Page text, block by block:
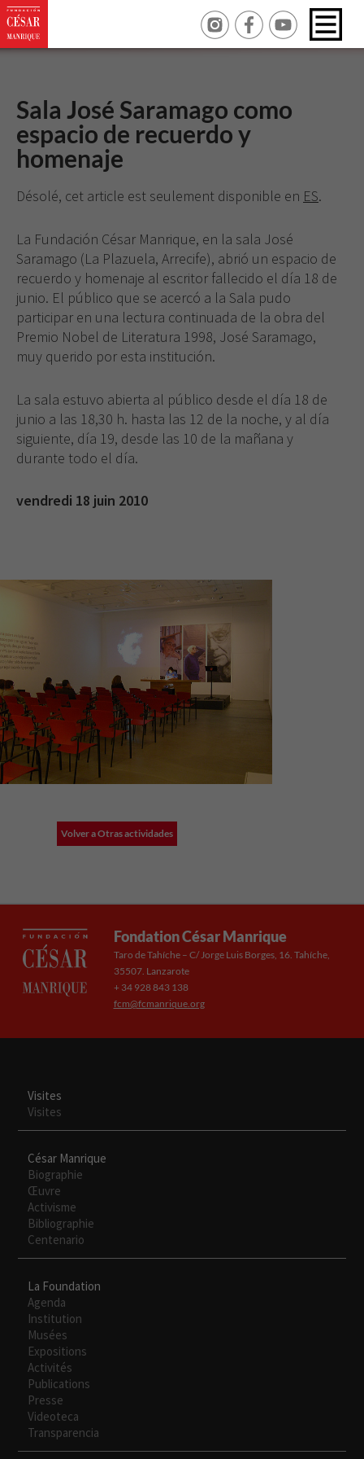
Sala José Saramago como
espacio de recuerdo y
homenaje
Désolé, cet article est seulement disponible en ES.
La Fundación César Manrique, en la sala José
Saramago (La Plazuela, Arrecife), abrió un espacio de
recuerdo y homenaje al escritor fallecido el día 18 de
junio. El público que se acercó a la Sala pudo
participar en una lectura continuada de la obra del
Premio Nobel de Literatura 1998, José Saramago,
muy querido por esta institución.
La sala estuvo abierta al público desde el día 18 de
junio a las 18,30 h. hasta las 12 de la noche, y al día
siguiente, día 19, desde las 10 de la mañana y
durante todo el día.
vendredi 18 juin 2010
Volver a Otras actividades
Fondation César Manrique
Taro de Tahíche – C/ Jorge Luis Borges, 16. Tahíche,
35507. Lanzarote
+ 34 928 843 138
fcm@fcmanrique.org
Visites
Visites
César Manrique
Biographie
Œuvre
Activisme
Bibliographie
Centenario
La Foundation
Agenda
Institution
Musées
Expositions
Activités
Publications
Presse
Videoteca
Transparencia